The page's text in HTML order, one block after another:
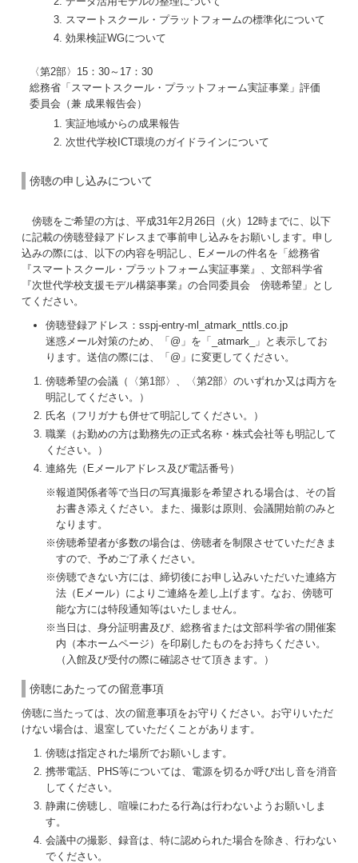
スマートスクール・プラットフォームの標準化について
効果検証WGについて
〈第2部〉15：30～17：30
総務省「スマートスクール・プラットフォーム実証事業」評価
委員会（兼 成果報告会）
実証地域からの成果報告
次世代学校ICT環境のガイドラインについて
傍聴の申し込みについて
傍聴をご希望の方は、平成31年2月26日（火）12時までに、以下
に記載の傍聴登録アドレスまで事前申し込みをお願いします。申し
込みの際には、以下の内容を明記し、Eメールの件名を「総務省
『スマートスクール・プラットフォーム実証事業』、文部科学省
『次世代学校支援モデル構築事業』の合同委員会 傍聴希望」とし
てください。
傍聴登録アドレス：sspj-entry-ml_atmark_nttls.co.jp
迷惑メール対策のため、「@」を「_atmark_」と表示してお
ります。送信の際には、「@」に変更してください。
傍聴希望の会議（〈第1部〉、〈第2部〉のいずれか又は両方を
明記してください。）
氏名（フリガナも併せて明記してください。）
職業（お勤めの方は勤務先の正式名称・株式会社等も明記して
ください。）
連絡先（Eメールアドレス及び電話番号）
※報道関係者等で当日の写真撮影を希望される場合は、その旨
お書き添えください。また、撮影は原則、会議開始前のみと
なります。
※傍聴希望者が多数の場合は、傍聴者を制限させていただきま
すので、予めご了承ください。
※傍聴できない方には、締切後にお申し込みいただいた連絡方
法（Eメール）によりご連絡を差し上げます。なお、傍聴可
能な方には特段通知等はいたしません。
※当日は、身分証明書及び、総務省または文部科学省の開催案
内（本ホームページ）を印刷したものをお持ちください。
（入館及び受付の際に確認させて頂きます。）
傍聴にあたっての留意事項
傍聴に当たっては、次の留意事項をお守りください。お守りいただ
けない場合は、退室していただくことがあります。
傍聴は指定された場所でお願いします。
携帯電話、PHS等については、電源を切るか呼び出し音を消音
してください。
静粛に傍聴し、喧噪にわたる行為は行わないようお願いしま
す。
会議中の撮影、録音は、特に認められた場合を除き、行わない
でください。